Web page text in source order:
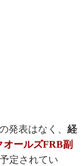
発表はなく、 経
オールズFRB副
定されてい